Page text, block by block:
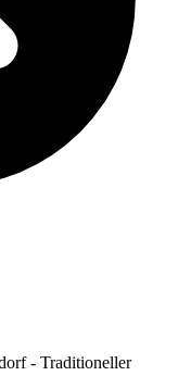
- Traditioneller